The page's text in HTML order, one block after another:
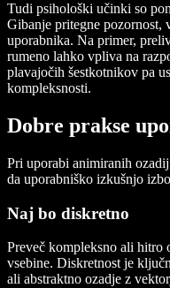
Tudi psihološki učinki so
Gibanje pritegne pozornost,
uporabnika. Na primer,
rumeno lahko vpliva na
plavajočih šestkotnikov pa
kompleksnosti.
Dobre prakse
Pri uporabi animiranih
da uporabniško izkušnjo
Naj bo diskretno
Preveč kompleksno ali hitro
vsebine. Diskretnost je
ali abstraktno ozadje z